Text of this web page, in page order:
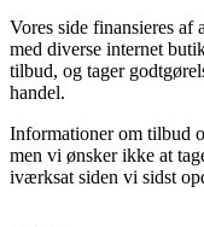
Vores side finansieres af
med diverse internet
tilbud, og tager
handel.
Informationer om tilbud
men vi ønsker ikke at
iværksat siden vi sidst